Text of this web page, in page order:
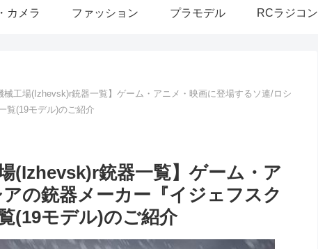
カメラ ファッション プラモデル RCラジコン
械工場(Izhevsk)r銃器一覧】ゲーム・アニメ・映画に登場するソ連/ロシ
覧(19モデル)のご紹介
(Izhevsk)r銃器一覧】ゲーム・ア
の銃器メーカー『イジェフスク
(19モデル)のご紹介